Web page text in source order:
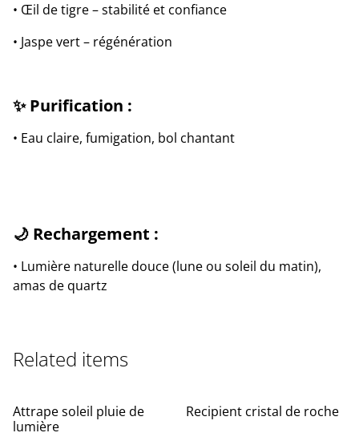
• Œil de tigre – stabilité et confiance
• Jaspe vert – régénération
✨ Purification :
• Eau claire, fumigation, bol chantant
🌙 Rechargement :
• Lumière naturelle douce (lune ou soleil du matin),
amas de quartz
Related items
Attrape soleil pluie de
lumière
Recipient cristal de roche